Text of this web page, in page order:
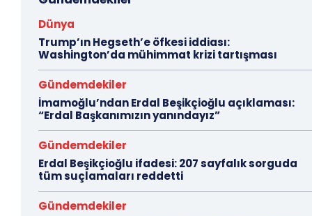
Dünya
Trump’ın Hegseth’e öfkesi iddiası:
Washington’da mühimmat krizi tartışması
Gündemdekiler
İmamoğlu’ndan Erdal Beşikçioğlu açıklaması:
“Erdal Başkanımızın yanındayız”
Gündemdekiler
Erdal Beşikçioğlu ifadesi: 207 sayfalık sorguda
tüm suçlamaları reddetti
Gündemdekiler